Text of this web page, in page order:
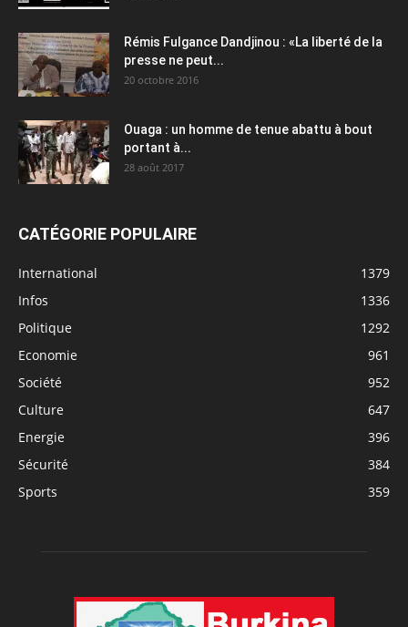
Rémis Fulgance Dandjinou : «La liberté de la
presse ne peut...
20 octobre 2016
Ouaga : un homme de tenue abattu à bout
portant à...
28 août 2017
CATÉGORIE POPULAIRE
International
1379
Infos
1336
Politique
1292
Economie
961
Société
952
Culture
647
Energie
396
Sécurité
384
Sports
359